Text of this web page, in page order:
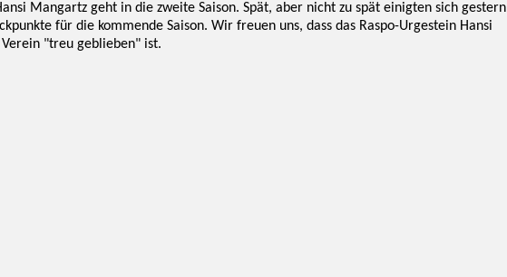
Mangartz geht in die zweite Saison. Spät, aber nicht zu spät einigten sich gestern
für die kommende Saison. Wir freuen uns, dass das Raspo-Urgestein Hansi
"treu geblieben" ist.